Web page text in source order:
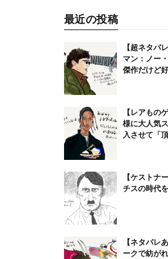
最近の投稿
【超ネタバ
マン：ノー
傑作だけど
【レアもの
様に大人気
入させて「
【ケストナ
チスの時代
【ネタバレ
ークで紡が